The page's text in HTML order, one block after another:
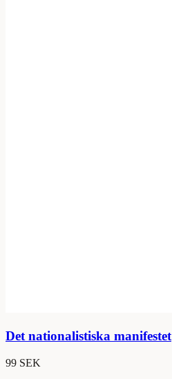
Det nationalistiska manifestet
99 SEK